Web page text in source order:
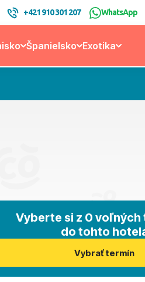
+421 910 301 207 WhatsApp
Španielsko Exotika
Vyberte si z 0 voľných
do tohto
Vybrať termín